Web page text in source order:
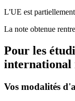
L'UE est
La note obtenue
Pour les
international
Vos modalités